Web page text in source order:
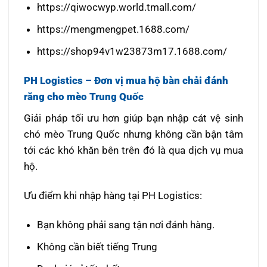
https://qiwocwyp.world.tmall.com/
https://mengmengpet.1688.com/
https://shop94v1w23873m17.1688.com/
PH Logistics – Đơn vị mua hộ bàn chải đánh
răng cho mèo Trung Quốc
Giải pháp tối ưu hơn giúp bạn nhập cát vệ sinh
chó mèo Trung Quốc nhưng không cần bận tâm
tới các khó khăn bên trên đó là qua dịch vụ mua
hộ.
Ưu điểm khi nhập hàng tại PH Logistics:
Bạn không phải sang tận nơi đánh hàng.
Không cần biết tiếng Trung